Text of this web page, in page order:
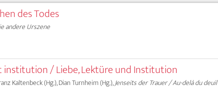
des Todes
andere Urszene
institution / Liebe, Lektüre und Institution
Kaltenbeck (Hg.), Dian Turnheim (Hg.),Jenseits der Trauer / Au-delà du deuil